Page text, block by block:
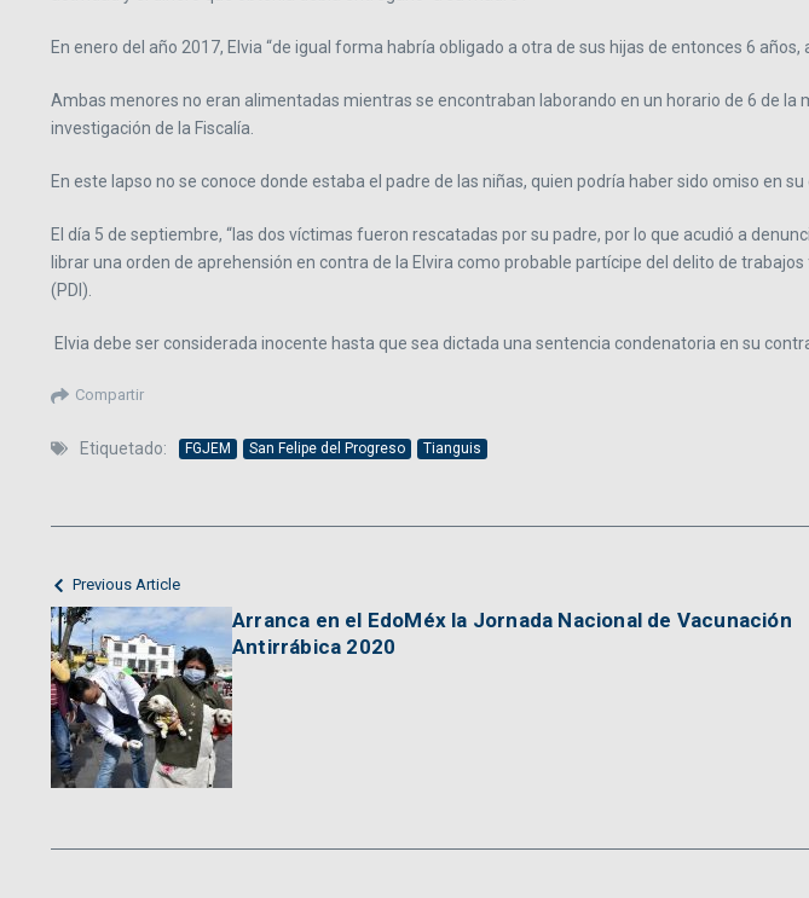
En enero del año 2017, Elvia “de igual forma habría obligado a otra de sus hijas de entonces 6
Ambas menores no eran alimentadas mientras se encontraban laborando en un horario de 6 de
investigación de la Fiscalía.
En este lapso no se conoce donde estaba el padre de las niñas, quien podría haber sido omiso en
El día 5 de septiembre, “las dos víctimas fueron rescatadas por su padre, por lo que acudió a
librar una orden de aprehensión en contra de la Elvira como probable partícipe del delito de
(PDI).
Elvia debe ser considerada inocente hasta que sea dictada una sentencia condenatoria en su
Compartir
Etiquetado: FGJEM San Felipe del Progreso Tianguis
Previous Article
Arranca en el EdoMéx la Jornada Nacional de Vacunación
Antirrábica 2020